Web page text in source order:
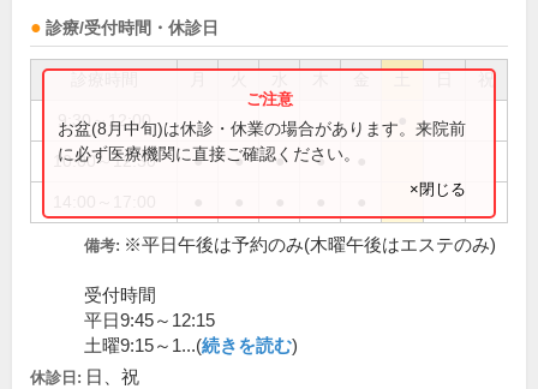
診療/受付時間・休診日
祝
9:30～12:00
10:00～12:30 ● ● ● ●
お盆(8月中旬)は休診・休業の場合があります。来院前
に必ず医療機関に直接ご確認ください。
×閉じる
備考: ※平日午後は予約のみ(木曜午後はエステのみ)
受付時間
平日9:45～12:15
土曜9:15～1...(続きを読む)
休診日: 日、祝